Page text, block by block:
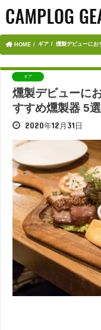
HOME ギア 燻製デビューにお
ギア
燻製デビューに
すすめ燻製器 5選
2020年12月31日